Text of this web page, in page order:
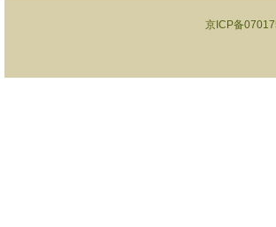
京ICP备